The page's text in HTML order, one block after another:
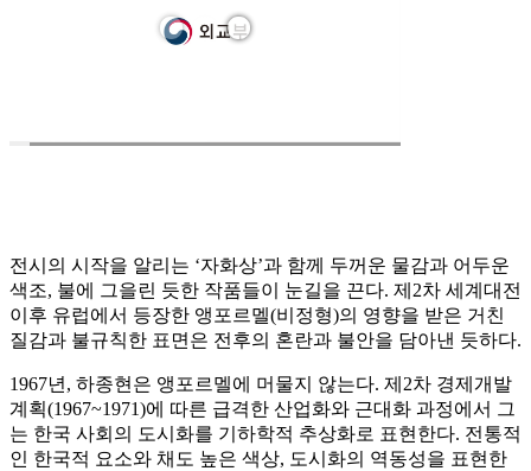
전시의 시작을 알리는 ‘자화상’과 함께 두꺼운 물감과 어두운
색조, 불에 그을린 듯한 작품들이 눈길을 끈다. 제2차 세계대전
이후 유럽에서 등장한 앵포르멜(비정형)의 영향을 받은 거친
질감과 불규칙한 표면은 전후의 혼란과 불안을 담아낸 듯하다.
1967년, 하종현은 앵포르멜에 머물지 않는다. 제2차 경제개발
계획(1967~1971)에 따른 급격한 산업화와 근대화 과정에서 그
는 한국 사회의 도시화를 기하학적 추상화로 표현한다. 전통적
인 한국적 요소와 채도 높은 색상, 도시화의 역동성을 표현한